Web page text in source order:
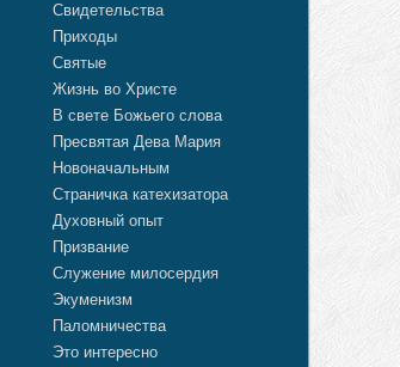
Свидетельства
Приходы
Святые
Жизнь во Христе
В свете Божьего слова
Пресвятая Дева Мария
Новоначальным
Страничка катехизатора
Духовный опыт
Призвание
Служение милосердия
Экуменизм
Паломничества
Это интересно